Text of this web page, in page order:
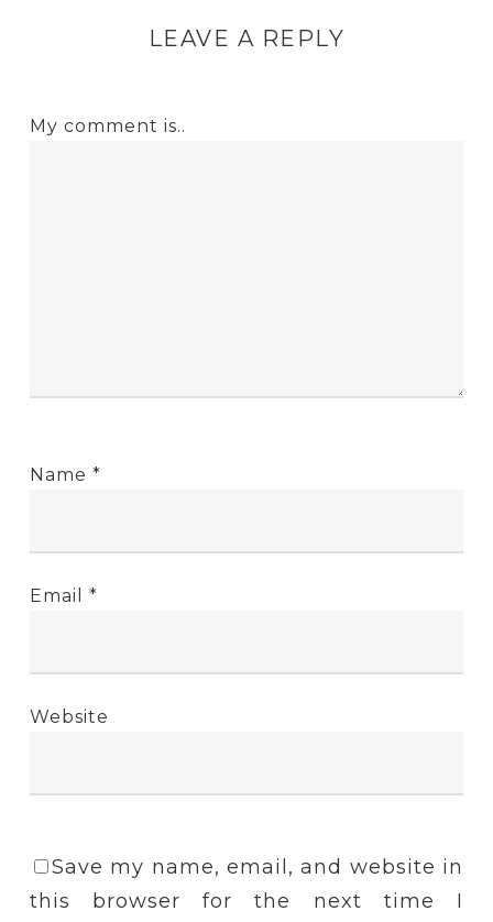
LEAVE A REPLY
My comment is..
Name *
Email *
Website
Save my name, email, and website in
this browser for the next time I